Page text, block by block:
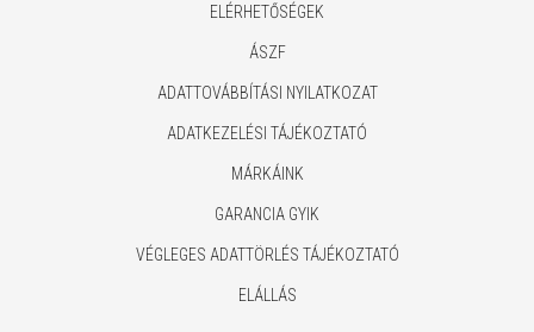
ELÉRHETŐSÉGEK
ÁSZF
ADATTOVÁBBÍTÁSI NYILATKOZAT
ADATKEZELÉSI TÁJÉKOZTATÓ
MÁRKÁINK
GARANCIA GYIK
VÉGLEGES ADATTÖRLÉS TÁJÉKOZTATÓ
ELÁLLÁS